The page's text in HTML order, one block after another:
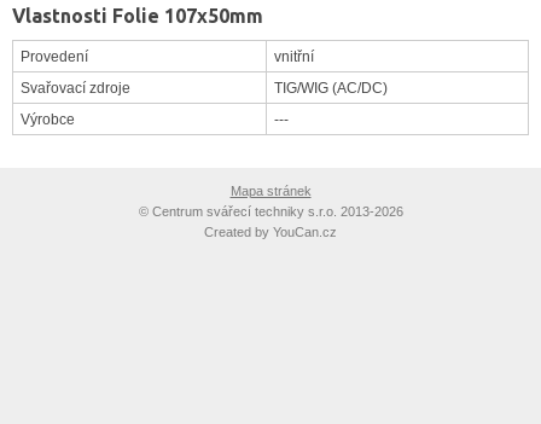
Vlastnosti Folie 107x50mm
Provedení
vnitřní
Svařovací zdroje
TIG/WIG (AC/DC)
Výrobce
---
Mapa stránek
©Centrum svářecí techniky s.r.o. 2013-2026
Created by YouCan.cz